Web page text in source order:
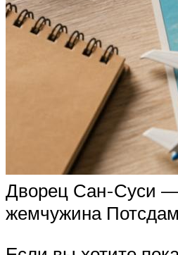
Дворец Сан-Суси —
жемчужина